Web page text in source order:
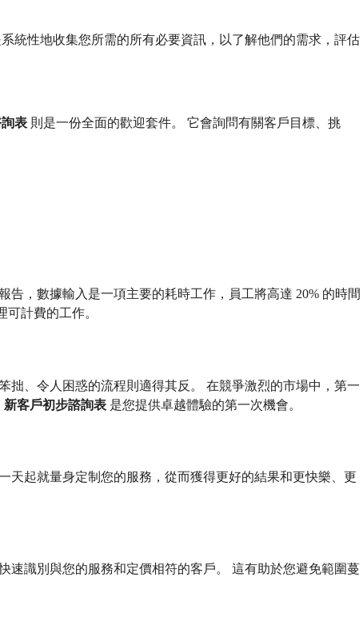
統性地收集您所需的所有必要資訊，以了解他們的需求，評估
表 則是一份全面的歡迎套件。 它會詢問有關客戶目標、挑
，數據輸入是一項主要的耗時工作，員工將高達 20% 的時間
計費的工作。
拙、令人困惑的流程則適得其反。 在競爭激烈的市場中，第一
新客戶初步諮詢表 是您提供卓越體驗的第一次機會。
天起就量身定制您的服務，從而獲得更好的結果和更快樂、更
識別與您的服務和定價相符的客戶。 這有助於您避免範圍蔓